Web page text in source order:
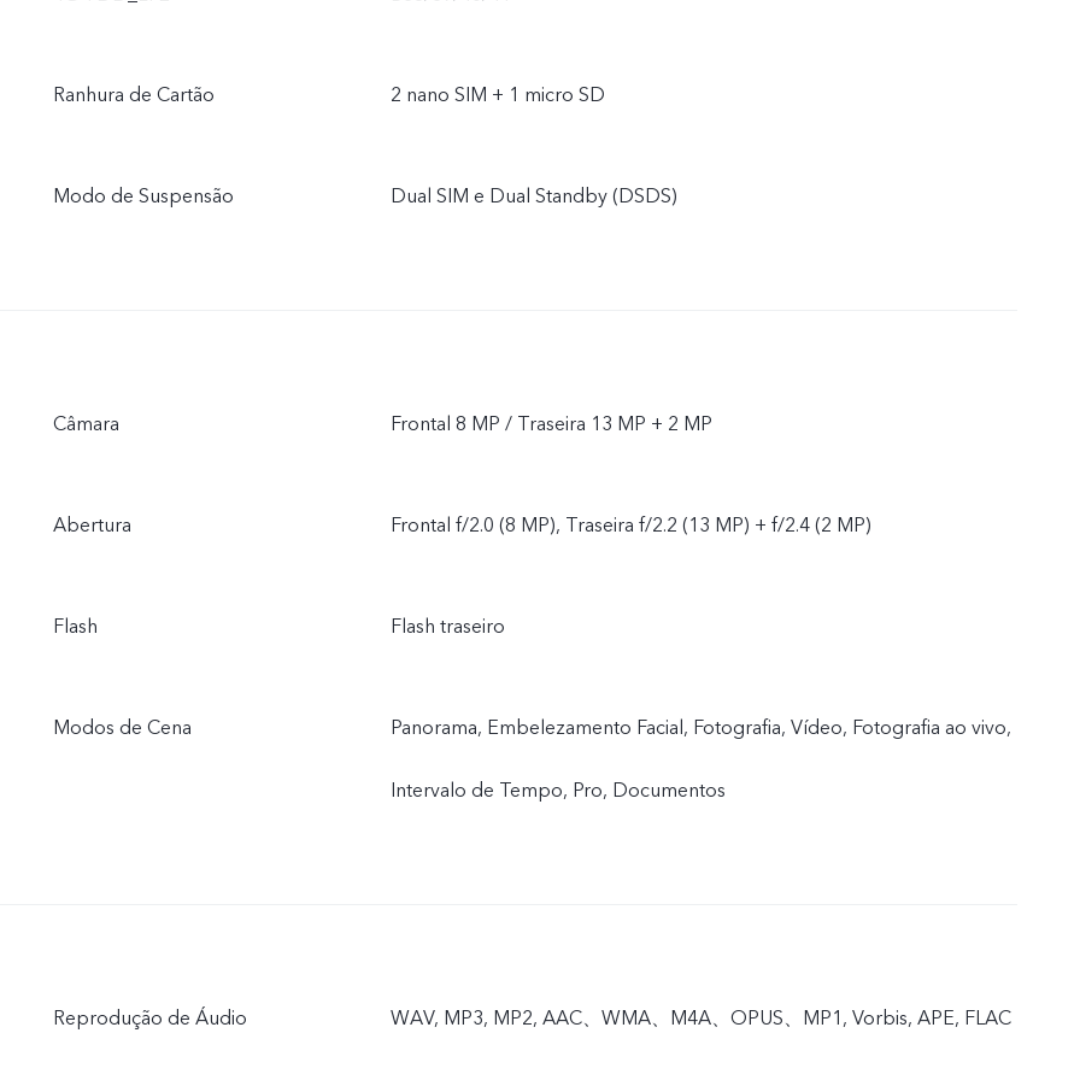
Ranhura de Cartão 2 nano SIM + 1 micro SD
Modo de Suspensão Dual SIM e Dual Standby (DSDS)
Câmara Frontal 8 MP / Traseira 13 MP + 2 MP
Abertura Frontal f/2.0 (8 MP), Traseira f/2.2 (13 MP) + f/2.4 (2 MP)
Flash Flash traseiro
Modos de Cena Panorama, Embelezamento Facial, Fotografia, Vídeo, Fotografia ao vivo,
Intervalo de Tempo, Pro, Documentos
Reprodução de Áudio WAV, MP3, MP2, AAC、WMA、M4A、OPUS、MP1, Vorbis, APE, FLAC